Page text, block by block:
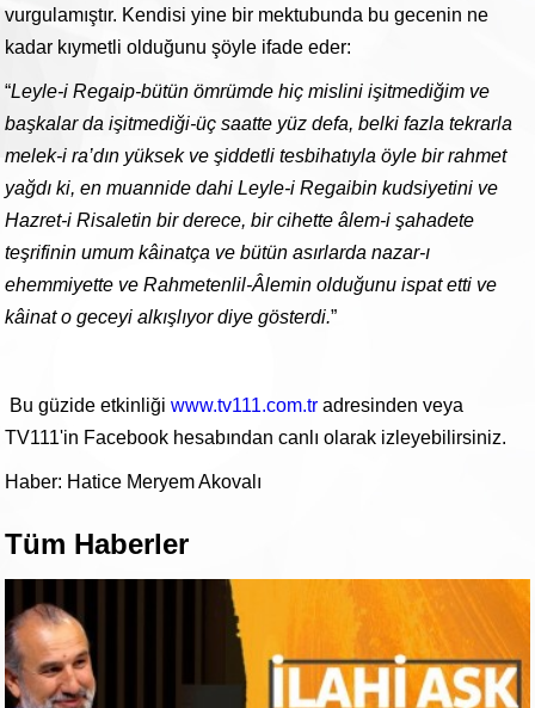
vurgulamıştır. Kendisi yine bir mektubunda bu gecenin ne
kadar kıymetli olduğunu şöyle ifade eder:
“Leyle-i Regaip-bütün ömrümde hiç mislini işitmediğim ve
başkalar da işitmediği-üç saatte yüz defa, belki fazla tekrarla
melek-i ra’dın yüksek ve şiddetli tesbihatıyla öyle bir rahmet
yağdı ki, en muannide dahi Leyle-i Regaibin kudsiyetini ve
Hazret-i Risaletin bir derece, bir cihette âlem-i şahadete
teşrifinin umum kâinatça ve bütün asırlarda nazar-ı
ehemmiyette ve Rahmetenlil-Âlemin olduğunu ispat etti ve
kâinat o geceyi alkışlıyor diye gösterdi.”
Bu güzide etkinliğiwww.tv111.com.tr adresinden veya
TV111'in Facebook hesabından canlı olarak izleyebilirsiniz.
Haber: Hatice Meryem Akovalı
Tüm Haberler